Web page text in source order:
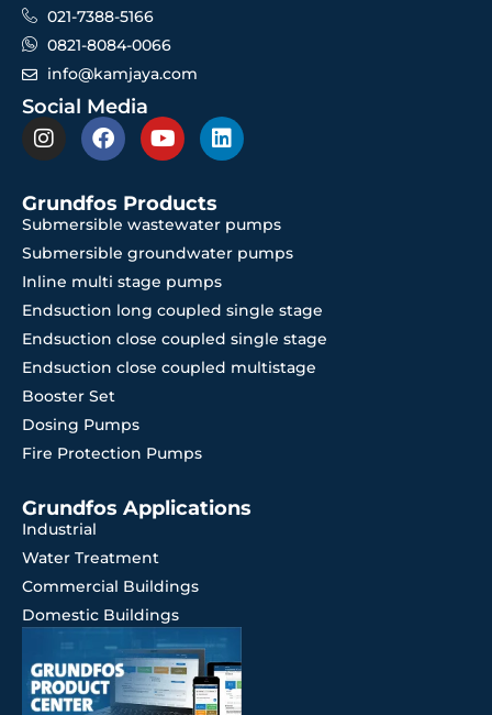
021-7388-5166
0821-8084-0066
info@kamjaya.com
Social Media
Grundfos Products
Submersible wastewater pumps
Submersible groundwater pumps
Inline multi stage pumps
Endsuction long coupled single stage
Endsuction close coupled single stage
Endsuction close coupled multistage
Booster Set
Dosing Pumps
Fire Protection Pumps
Grundfos Applications
Industrial
Water Treatment
Commercial Buildings
Domestic Buildings